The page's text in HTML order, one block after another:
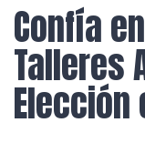
Confía
Talleres
Elección